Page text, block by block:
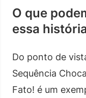
O que
essa
Do ponto de
Sequência
Fato! é um